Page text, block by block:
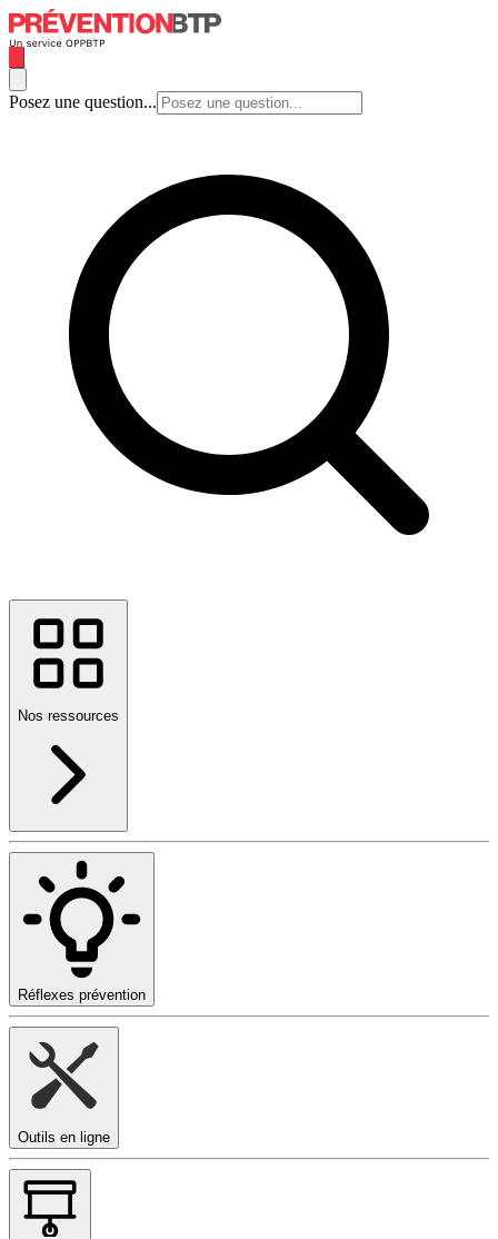
Posez une question...
Nos ressources
Réflexes prévention
Outils en ligne